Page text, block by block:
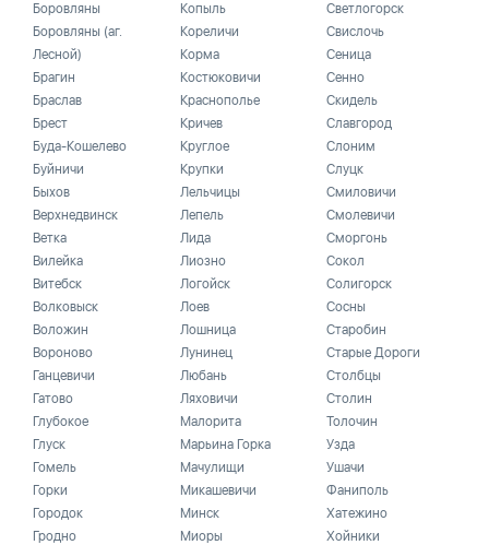
Боровляны
Боровляны (аг.
Лесной)
Брагин
Браслав
Брест
Буда-Кошелево
Буйничи
Быхов
Верхнедвинск
Ветка
Вилейка
Витебск
Волковыск
Воложин
Вороново
Ганцевичи
Гатово
Глубокое
Глуск
Гомель
Горки
Городок
Гродно
Копыль
Кореличи
Корма
Костюковичи
Краснополье
Кричев
Круглое
Крупки
Лельчицы
Лепель
Лида
Лиозно
Логойск
Лоев
Лошница
Лунинец
Любань
Ляховичи
Малорита
Марьина Горка
Мачулищи
Микашевичи
Минск
Миоры
Светлогорск
Свислочь
Сеница
Сенно
Скидель
Славгород
Слоним
Слуцк
Смиловичи
Смолевичи
Сморгонь
Сокол
Солигорск
Сосны
Старобин
Старые Дороги
Столбцы
Столин
Толочин
Узда
Ушачи
Фаниполь
Хатежино
Хойники